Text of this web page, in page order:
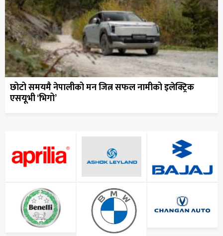
छोटो समयमै नेपालीको मन जित्न सफल नामीको इलेक्ट्रिक
एसयूभी ‘भिगो’